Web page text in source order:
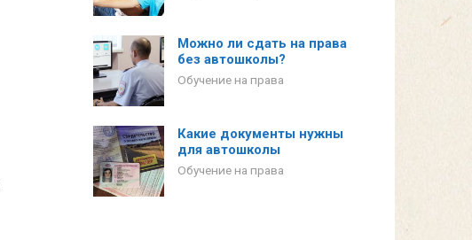
Можно ли сдать на права
без автошколы?
Обучение на права
Какие документы нужны
для автошколы
Обучение на права